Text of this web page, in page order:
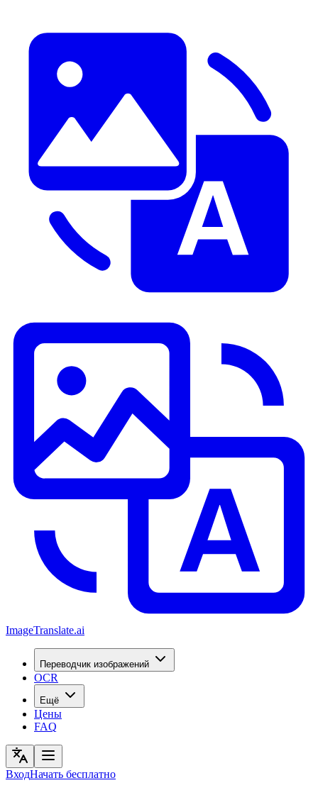
ImageTranslate.ai
Переводчик изображений
OCR
Ещё
Цены
FAQ
ВходНачать бесплатно